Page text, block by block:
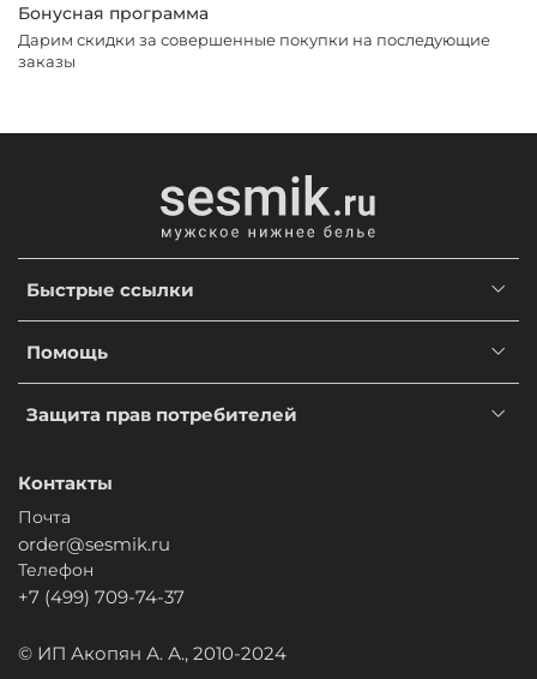
Бонусная программа
Дарим скидки за совершенные покупки на последующие
заказы
Быстрые ссылки
Помощь
Защита прав потребителей
Контакты
Почта
order@sesmik.ru
Телефон
+7 (499) 709-74-37
© ИП Акопян А. А., 2010-2024